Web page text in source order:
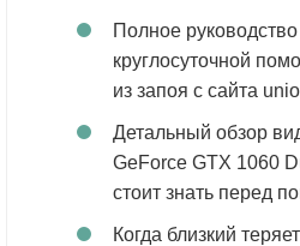
Полное
круглосуточной
из запоя с сайта
Детальный обзор
GeForce GTX 1060
стоит знать перед
Когда близкий